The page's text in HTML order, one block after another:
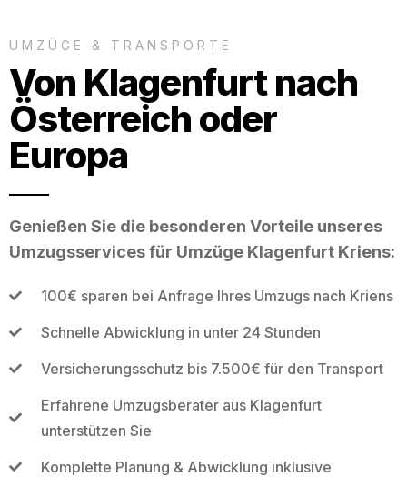
UMZÜGE & TRANSPORTE
Von Klagenfurt nach
Österreich oder
Europa
Genießen Sie die besonderen Vorteile unseres
Umzugsservices für Umzüge Klagenfurt Kriens:
100€ sparen bei Anfrage Ihres Umzugs nach Kriens
Schnelle Abwicklung in unter 24 Stunden
Versicherungsschutz bis 7.500€ für den Transport
Erfahrene Umzugsberater aus Klagenfurt
unterstützen Sie
Komplette Planung & Abwicklung inklusive